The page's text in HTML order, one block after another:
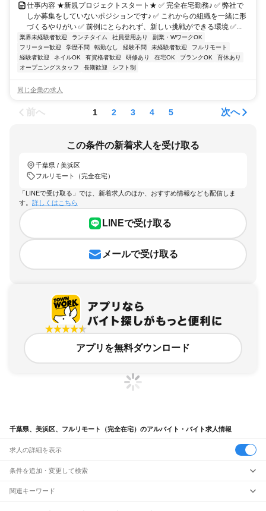
仕事内容 ★新規プロジェクトスタート★ ✅ 完全在宅勤務♪ ✅ 弊社で
しか募集をしていないポジションです♪ ✅ これからの組織を一緒に形
づくるやりがい ✅ 前例にとらわれず、新しい挑戦ができる環境 ✅...
業界未経験者歓迎 ランチタイム 社員登用あり
副業・WワークOK
フリーター歓迎
学歴不問 転勤なし 経験不問 未経験者歓迎
フルリモート
経験者歓迎
ネイルOK 有資格者歓迎 研修あり 在宅OK ブランクOK
育休あり
オープニングスタッフ
長期歓迎 シフト制
同じ企業の求人
前へ 1 2 3 4 5 次へ
この条件の新着求人を受け取る
千葉県 / 美浜区
フルリモート（完全在宅）
「LINEで受け取る」では、新着求人のほか、おすすめ情報なども配信しま
す。 詳しくはこちら
LINEで受け取る
メールで受け取る
アプリを無料ダウンロード
千葉県、美浜区、フルリモート（完全在宅）のアルバイト・バイト求人情報
求人の詳細を表示
条件を追加・変更して検索
市区町村を追加・変更
関連キーワード